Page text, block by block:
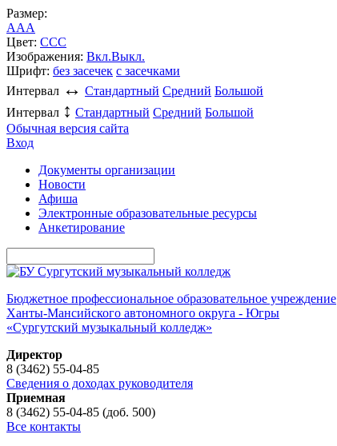
Размер:
AAA
Цвет: CCC
Изображения: Вкл.Выкл.
Шрифт: без засечек с засечками
Интервал ↔ Стандартный Средний Большой
Интервал ↕ Стандартный Средний Большой
Обычная версия сайта
Вход
Документы организации
Новости
Афиша
Электронные образовательные ресурсы
Анкетирование
Бюджетное профессиональное образовательное учреждение
Ханты-Мансийского автономного округа - Югры
«Сургутский музыкальный колледж»
Директор
8 (3462) 55-04-85
Сведения о доходах руководителя
Приемная
8 (3462) 55-04-85 (доб. 500)
Все контакты